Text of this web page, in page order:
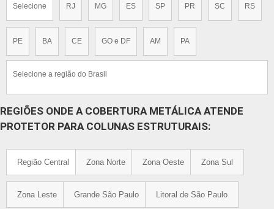
Selecione RJ MG ES SP PR SC RS
PE BA CE GO e DF AM PA
Selecione a região do Brasil
REGIÕES ONDE A COBERTURA METÁLICA ATENDE
PROTETOR PARA COLUNAS ESTRUTURAIS:
Região Central Zona Norte Zona Oeste Zona Sul
Zona Leste Grande São Paulo Litoral de São Paulo